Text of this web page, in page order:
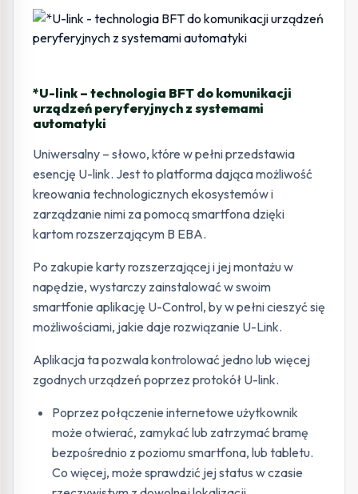
*U-link – technologia BFT do komunikacji
urządzeń peryferyjnych z systemami
automatyki
Uniwersalny – słowo, które w pełni przedstawia
esencję U-link. Jest to platforma dająca możliwość
kreowania technologicznych ekosystemów i
zarządzanie nimi za pomocą smartfona dzięki
kartom rozszerzającym B EBA.
Po zakupie karty rozszerzającej i jej montażu w
napędzie, wystarczy zainstalować w swoim
smartfonie aplikację U-Control, by w pełni cieszyć się
możliwościami, jakie daje rozwiązanie U-Link.
Aplikacja ta pozwala kontrolować jedno lub więcej
zgodnych urządzeń poprzez protokół U-link.
Poprzez połączenie internetowe użytkownik
może otwierać, zamykać lub zatrzymać bramę
bezpośrednio z poziomu smartfona, lub tabletu.
Co więcej, może sprawdzić jej status w czasie